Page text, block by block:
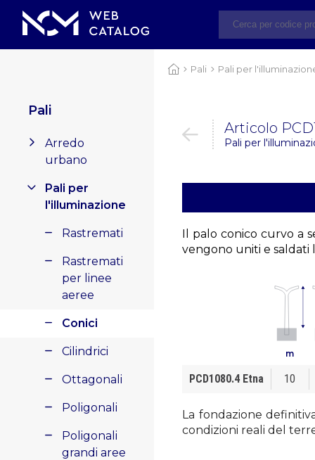
Pali
Arredo
urbano
Pali per
l'illuminazione
Rastremati
Rastremati
per linee
aeree
Conici
Cilindrici
Ottagonali
Poligonali
Poligonali
grandi aree
Pali Pali per
Articolo
Pali per
Il palo conico curvo a
vengono uniti e
La fondazione
condizioni reali del
m
PCD1080.4 Etna 10